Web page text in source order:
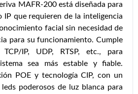
MAFR-200 está diseñada para
IP que requieren de la inteligencia
facial sin necesidad de
para su funcionamiento. Cumple
IP, UDP, RTSP, etc., para
sea más estable y fiable.
POE y tecnología CIP, con un
poderosos de luz blanca para